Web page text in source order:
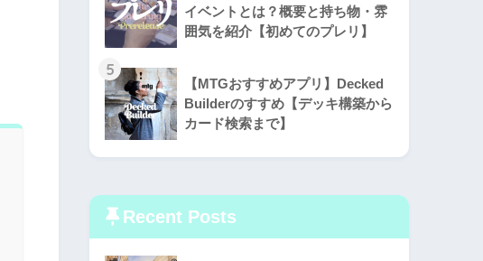
イベントとは？概要と持ち物・雰
囲気を紹介【初めてのプレリ】
5
【MTGおすすめアプリ】Decked
Builderのすすめ【デッキ構築から
カード検索まで】
Recent Posts